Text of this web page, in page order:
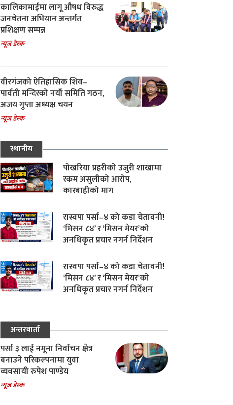
कालिकामाईमा लागू औषध विरुद्ध
जनचेतना अभियान अन्तर्गत
प्रशिक्षण सम्पन्न
न्यूज डेस्क
वीरगंजको ऐतिहासिक शिव–
पार्वती मन्दिरको नयाँ समिति गठन,
अजय गुप्ता अध्यक्ष चयन
न्यूज डेस्क
स्थानीय
पोखरिया प्रहरीको उजुरी शाखामा
रकम असुलीको आरोप,
कारबाहीको माग
रास्वपा पर्सा–४ को कडा चेतावनी!
‘मिसन ८४’ र ‘मिसन मेयर’को
अनधिकृत प्रचार नगर्न निर्देशन
रास्वपा पर्सा–४ को कडा चेतावनी!
‘मिसन ८४’ र ‘मिसन मेयर’को
अनधिकृत प्रचार नगर्न निर्देशन
अन्तरवार्ता
पर्सा ३ लाई नमूना निर्वाचन क्षेत्र
बनाउने परिकल्पनामा युवा
व्यवसायी रुपेश पाण्डेय
न्यूज डेस्क